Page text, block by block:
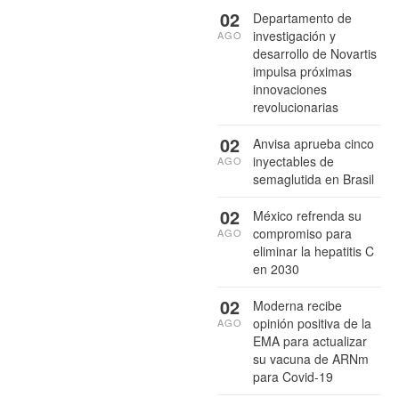
Departamento de
investigación y
desarrollo de Novartis
impulsa próximas
innovaciones
revolucionarias
02
AGO
Anvisa aprueba cinco
inyectables de
semaglutida en Brasil
02
AGO
México refrenda su
compromiso para
eliminar la hepatitis C
en 2030
02
AGO
Moderna recibe
opinión positiva de la
EMA para actualizar
su vacuna de ARNm
para Covid-19
02
AGO